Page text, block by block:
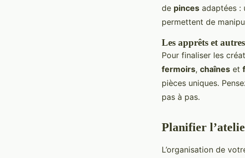
de pinces adaptées :
permettent de
Les apprêts et
Pour finaliser les
fermoirs, chaînes et
pièces uniques.
pas à pas.
Planifier
L’organisation de